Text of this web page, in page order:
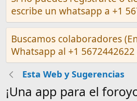
escribe un whatsapp a +1
Buscamos colaboradores
Whatsapp al +1 5672442622
Esta Web y Sugerencias
¡Una app para el